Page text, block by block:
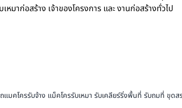
หมาก่อสร้าง เจ้าของโครงการ และ งานก่อสร้างทั่วไป
แมคโครรับจ้าง แม็คโครรับเหมา รับเคลียร์ริ่งพื้นที่ รับถมที่ ขุดส